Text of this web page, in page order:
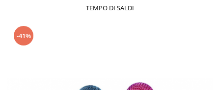
Electronice Auto
Intretinere & Cosmetica auto
TEMPO DI SALDI
-41%